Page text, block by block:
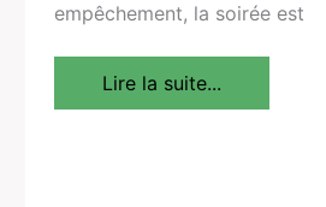
empêchement, la soirée est
Lire la suite...